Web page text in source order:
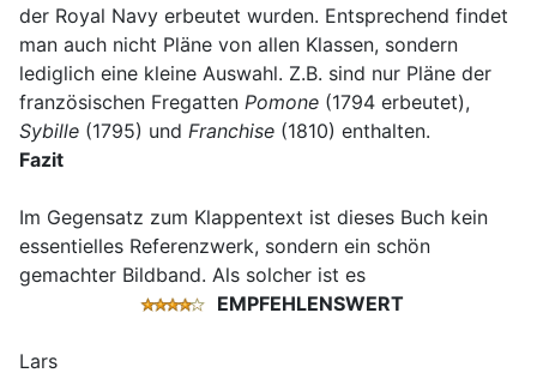
der Royal Navy erbeutet wurden. Entsprechend findet
man auch nicht Pläne von allen Klassen, sondern
lediglich eine kleine Auswahl. Z.B. sind nur Pläne der
französischen Fregatten Pomone (1794 erbeutet),
Sybille (1795) und Franchise (1810) enthalten.
Fazit
Im Gegensatz zum Klappentext ist dieses Buch kein
essentielles Referenzwerk, sondern ein schön
gemachter Bildband. Als solcher ist es
EMPFEHLENSWERT
Lars